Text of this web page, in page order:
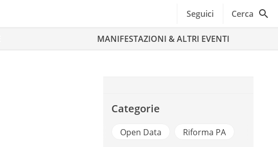
Seguici Cerca
MANIFESTAZIONI & ALTRI EVENTI
Categorie
Open Data Riforma PA